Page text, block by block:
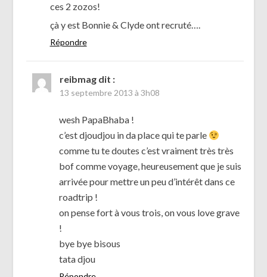
ces 2 zozos!
çà y est Bonnie & Clyde ont recruté….
Répondre
reibmag dit :
13 septembre 2013 à 3h08
wesh PapaBhaba !
c’est djoudjou in da place qui te parle
comme tu te doutes c’est vraiment très très
bof comme voyage, heureusement que je suis
arrivée pour mettre un peu d’intérêt dans ce
roadtrip !
on pense fort à vous trois, on vous love grave
!
bye bye bisous
tata djou